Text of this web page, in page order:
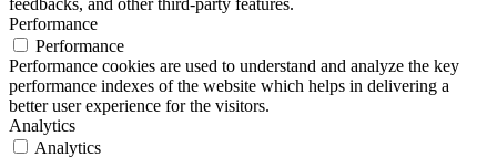
Performance
Performance
Performance cookies are used to understand and analyze the key
performance indexes of the website which helps in delivering a
better user experience for the visitors.
Analytics
Analytics